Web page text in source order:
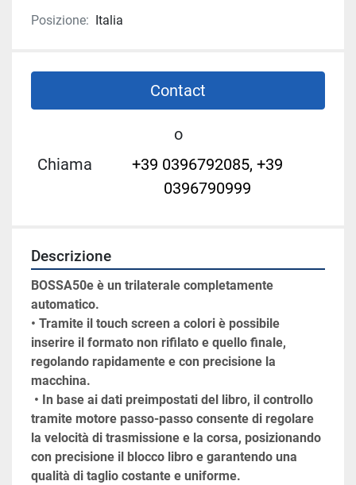
Posizione: Italia
Contact
o
Chiama
+39 0396792085, +39
0396790999
Descrizione
BOSSA50e è un trilaterale completamente
automatico.
• Tramite il touch screen a colori è possibile
inserire il formato non rifilato e quello finale,
regolando rapidamente e con precisione la
macchina.
tramite motore passo-passo consente di regolare
la velocità di trasmissione e la corsa, posizionando
con precisione il blocco libro e garantendo una
qualità di taglio costante e uniforme.